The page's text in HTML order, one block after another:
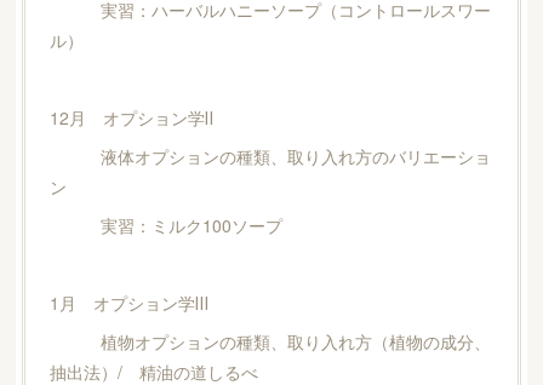
実習：ハーバルハニーソープ（コントロールスワー
ル）
12月 オプション学Ⅱ
液体オプションの種類、取り入れ方のバリエーショ
ン
実習：ミルク100ソープ
1月 オプション学Ⅲ
植物オプションの種類、取り入れ方（植物の成分、
抽出法）/ 精油の道しるべ